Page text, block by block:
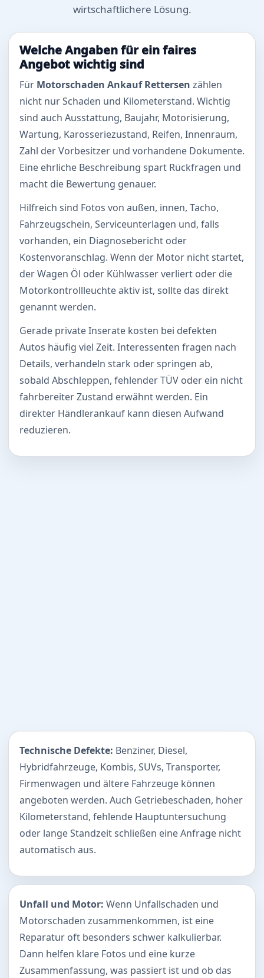
wirtschaftlichere Lösung.
Welche Angaben für ein faires
Angebot wichtig sind
Für Motorschaden Ankauf Rettersen zählen
nicht nur Schaden und Kilometerstand. Wichtig
sind auch Ausstattung, Baujahr, Motorisierung,
Wartung, Karosseriezustand, Reifen, Innenraum,
Zahl der Vorbesitzer und vorhandene Dokumente.
Eine ehrliche Beschreibung spart Rückfragen und
macht die Bewertung genauer.
Hilfreich sind Fotos von außen, innen, Tacho,
Fahrzeugschein, Serviceunterlagen und, falls
vorhanden, ein Diagnosebericht oder
Kostenvoranschlag. Wenn der Motor nicht startet,
der Wagen Öl oder Kühlwasser verliert oder die
Motorkontrollleuchte aktiv ist, sollte das direkt
genannt werden.
Gerade private Inserate kosten bei defekten
Autos häufig viel Zeit. Interessenten fragen nach
Details, verhandeln stark oder springen ab,
sobald Abschleppen, fehlender TÜV oder ein nicht
fahrbereiter Zustand erwähnt werden. Ein
direkter Händlerankauf kann diesen Aufwand
reduzieren.
Technische Defekte: Benziner, Diesel,
Hybridfahrzeuge, Kombis, SUVs, Transporter,
Firmenwagen und ältere Fahrzeuge können
angeboten werden. Auch Getriebeschaden, hoher
Kilometerstand, fehlende Hauptuntersuchung
oder lange Standzeit schließen eine Anfrage nicht
automatisch aus.
Unfall und Motor: Wenn Unfallschaden und
Motorschaden zusammenkommen, ist eine
Reparatur oft besonders schwer kalkulierbar.
Dann helfen klare Fotos und eine kurze
Zusammenfassung, was passiert ist und ob das